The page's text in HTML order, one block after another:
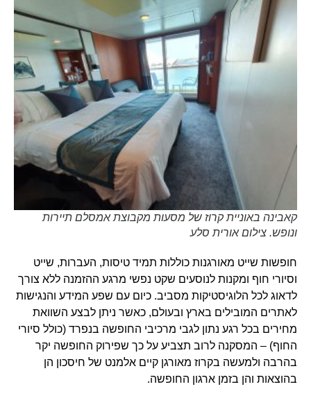
קאבינה באוניית קרוז של מסעות מקבוצת אמסלם תיירות
ונופש. צילום אורית סלע
חופשות שייט מאורגנות כוללות תמיד טיסות, העברות, שייט
וסיורי חוף ומקנות לנוסעים שקט נפשי מרגע ההזמנה ללא צורך
לדאוג לכל הלוגיסטיקות מסביב. כיום עם שפע המידע והנגישות
לאתרים המובילים בארץ ובעולם, כאשר ניתן לבצע השוואת
מחירים בכל רגע נתון לגבי מרכיבי החופשה בנפרד (כולל סיורי
החוף) – המסקנה לרוב תצביע על כך שפירוק החופשה יקר
בהרבה ולמעשה בקרוז מאורגן קיים אלמנט של חיסכון הן
בהוצאות והן בזמן ארגון החופשה.